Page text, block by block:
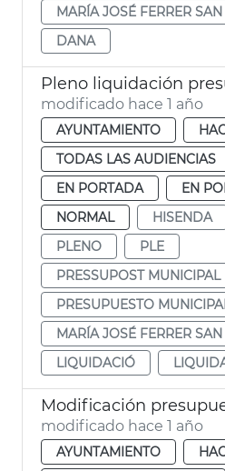
MARÍA JOSÉ FERRER
DANA
Pleno liquidación
modificado hace 1 año
AYUNTAMIENTO
TODAS LAS AUDIENCIAS
EN PORTADA
EN
NORMAL
HISENDA
PLENO
PLE
PRESSUPOST MUNICIPAL
PRESUPUESTO
MARÍA JOSÉ FERRER
LIQUIDACIÓ
modificado hace 1 año
AYUNTAMIENTO